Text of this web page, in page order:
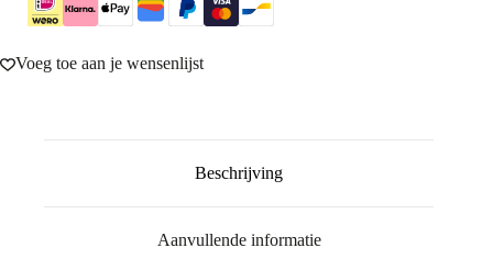
Voeg toe aan je wensenlijst
Beschrijving
Aanvullende informatie